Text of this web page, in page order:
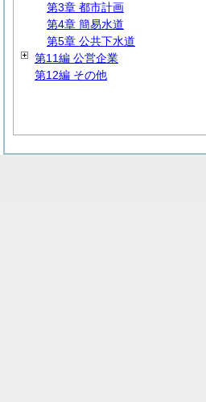
第3章 都市計画
第4章 簡易水道
第5章 公共下水道
第11編 公営企業
第12編 その他